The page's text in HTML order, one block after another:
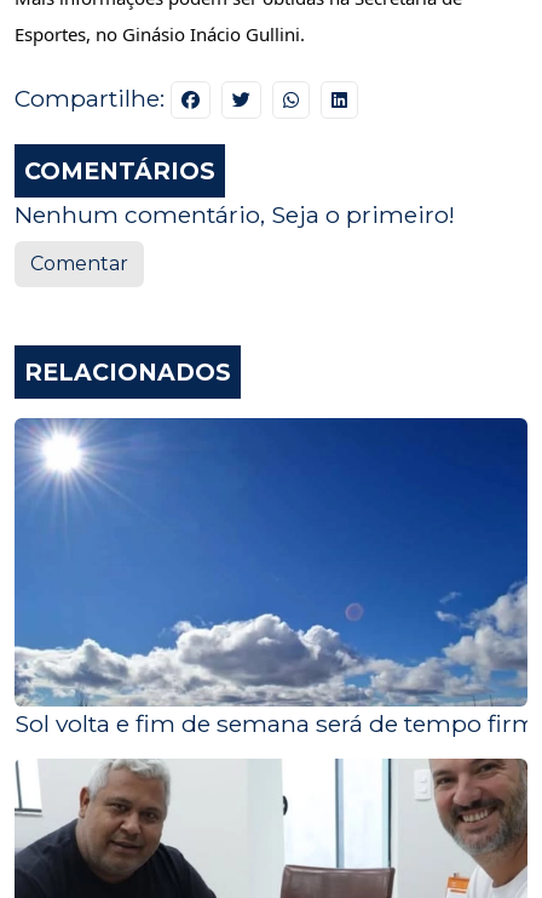
Esportes, no Ginásio Inácio Gullini.
Compartilhe:
COMENTÁRIOS
Nenhum comentário, Seja o primeiro!
Comentar
RELACIONADOS
Sol volta e fim de semana será de tempo